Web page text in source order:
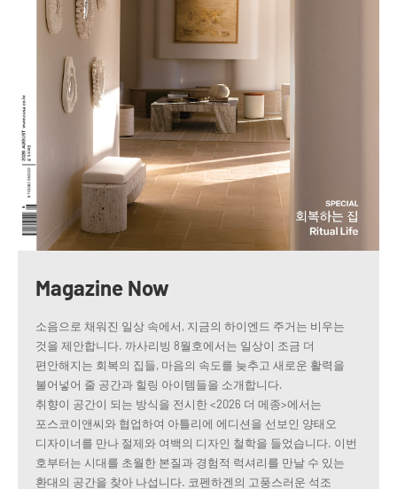
Magazine Now
소음으로 채워진 일상 속에서, 지금의 하이엔드 주거는 비우는
것을 제안합니다. 까사리빙 8월호에서는 일상이 조금 더
편안해지는 회복의 집들, 마음의 속도를 늦추고 새로운 활력을
불어넣어 줄 공간과 힐링 아이템들을 소개합니다.
취향이 공간이 되는 방식을 전시한 <2026 더 메종>에서는
포스코이앤씨와 협업하여 아틀리에 에디션을 선보인 양태오
디자이너를 만나 절제와 여백의 디자인 철학을 들었습니다. 이번
호부터는 시대를 초월한 본질과 경험적 럭셔리를 만날 수 있는
환대의 공간을 찾아 나섭니다. 코펜하겐의 고풍스러운 석조